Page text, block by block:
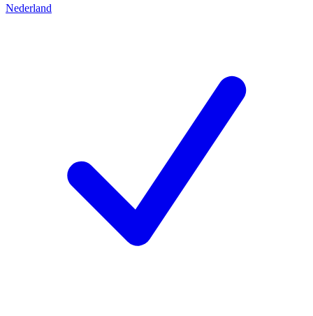
Nederland